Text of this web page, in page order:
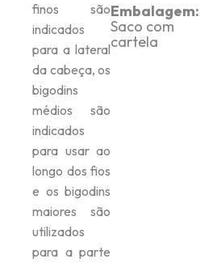
finos são
indicados
para a lateral
da cabeça, os
bigodins
médios são
indicados
para usar ao
longo dos fios
e os bigodins
maiores são
utilizados
para a parte
Embalagem:
Saco com
cartela